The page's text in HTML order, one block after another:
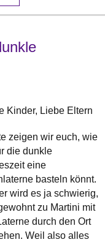
Kinder, Liebe Eltern
zeigen wir euch, wie
die dunkle
eine
basteln könnt.
wird es ja schwierig,
zu Martini mit
durch den Ort
Weil also alles